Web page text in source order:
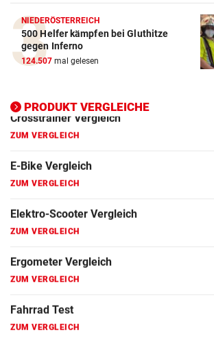
NIEDERÖSTERREICH
500 Helfer kämpfen bei Gluthitze
gegen Inferno
124.507 mal gelesen
PRODUKT VERGLEICHE
Elektro-Scooter Vergleich
ZUM VERGLEICH
ZUM VERGLEICH
Fahrrad Test
Fahrradanhänger Vergleich
Faszienrolle Vergleich
Hoverboard Vergleich
Kinderfahrrad Vergleich